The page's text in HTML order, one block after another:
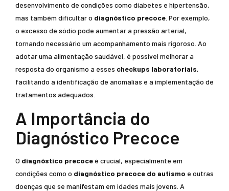
desenvolvimento de condições como diabetes e hipertensão,
mas também dificultar o diagnóstico precoce . Por exemplo,
o excesso de sódio pode aumentar a pressão arterial,
tornando necessário um acompanhamento mais rigoroso. Ao
adotar uma alimentação saudável, é possível melhorar a
resposta do organismo a esses checkups laboratoriais,
facilitando a identificação de anomalias e a implementação de
tratamentos adequados.
A Importância do
Diagnóstico Precoce
O diagnóstico precoce é crucial, especialmente em
condições como o diagnóstico precoce do autismo e outras
doenças que se manifestam em idades mais jovens. A